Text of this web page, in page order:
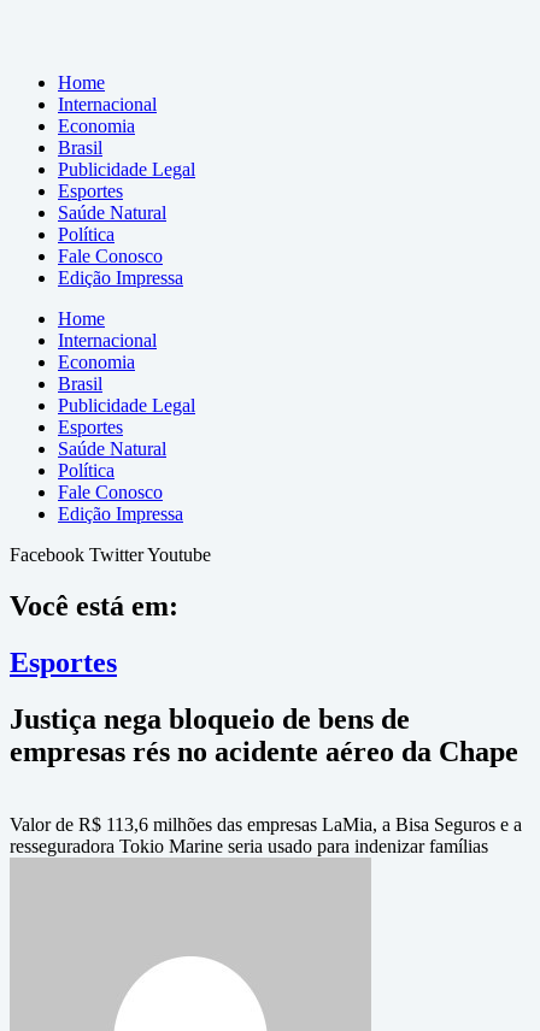
Home
Internacional
Economia
Brasil
Publicidade Legal
Esportes
Saúde Natural
Política
Fale Conosco
Edição Impressa
Home
Internacional
Economia
Brasil
Publicidade Legal
Esportes
Saúde Natural
Política
Fale Conosco
Edição Impressa
Facebook TwitterYoutube
Você está em:
Esportes
Justiça nega bloqueio de bens de
empresas rés no acidente aéreo da Chape
Valor de R$ 113,6 milhões das empresas LaMia, a Bisa Seguros e a
resseguradora Tokio Marine seria usado para indenizar famílias